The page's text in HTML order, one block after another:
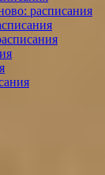
расписания